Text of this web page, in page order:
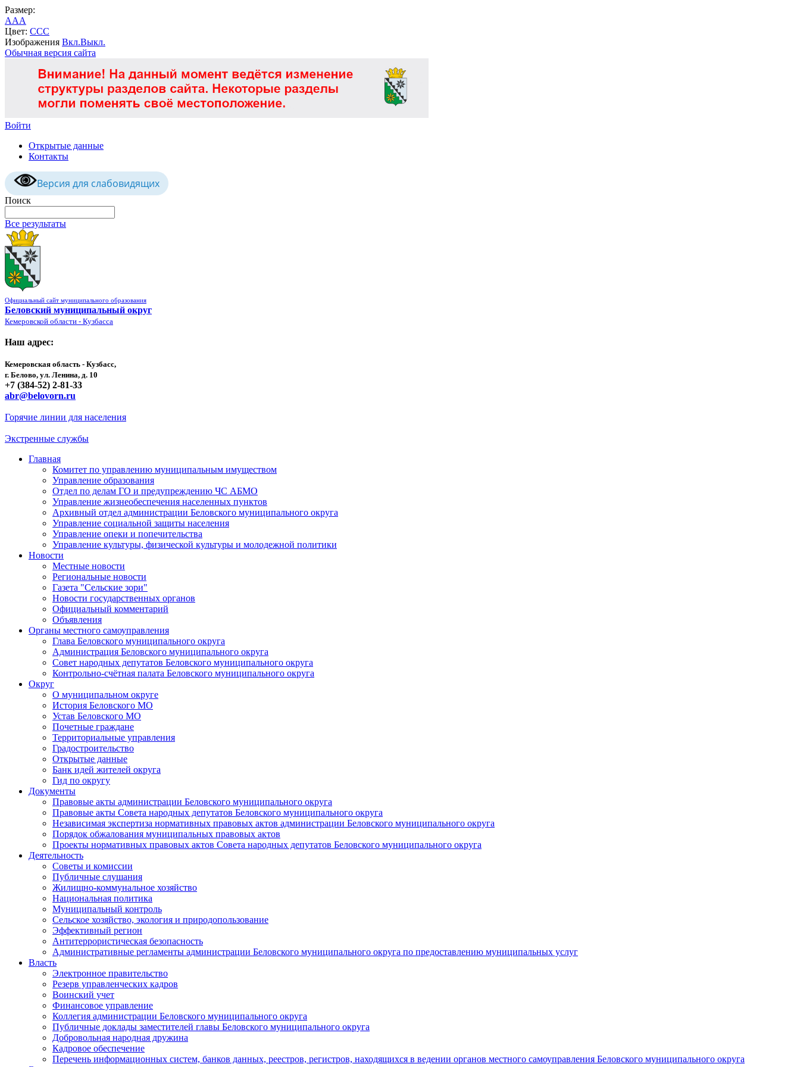
Размер:
AAA
Цвет: CCC
Изображения Вкл.Выкл.
Обычная версия сайта
Войти
Открытые данные
Контакты
Версия для слабовидящих
Поиск
Все результаты
Официальный сайт муниципального образования
Беловский муниципальный округ
Кемеровской области - Кузбасса
Наш адрес:
Кемеровская область - Кузбасс,
г. Белово, ул. Ленина, д. 10
+7 (384-52) 2-81-33
abr@belovorn.ru
Горячие линии для населения
Экстренные службы
Главная
Комитет по управлению муниципальным имуществом
Управление образования
Отдел по делам ГО и предупреждению ЧС АБМО
Управление жизнеобеспечения населенных пунктов
Архивный отдел администрации Беловского муниципального округа
Управление социальной защиты населения
Управление опеки и попечительства
Управление культуры, физической культуры и молодежной политики
Новости
Местные новости
Региональные новости
Газета "Сельские зори"
Новости государственных органов
Официальный комментарий
Объявления
Органы местного самоуправления
Глава Беловского муниципального округа
Администрация Беловского муниципального округа
Совет народных депутатов Беловского муниципального округа
Контрольно-счётная палата Беловского муниципального округа
Округ
О муниципальном округе
История Беловского МО
Устав Беловского МО
Почетные граждане
Территориальные управления
Градостроительство
Открытые данные
Банк идей жителей округа
Гид по округу
Документы
Правовые акты администрации Беловского муниципального округа
Правовые акты Совета народных депутатов Беловского муниципального округа
Независимая экспертиза нормативных правовых актов администрации Беловского муниципального округа
Порядок обжалования муниципальных правовых актов
Проекты нормативных правовых актов Совета народных депутатов Беловского муниципального округа
Деятельность
Советы и комиссии
Публичные слушания
Жилищно-коммунальное хозяйство
Национальная политика
Муниципальный контроль
Сельское хозяйство, экология и природопользование
Эффективный регион
Антитеррористическая безопасность
Административные регламенты администрации Беловского муниципального округа по предоставлению муниципальных услуг
Власть
Электронное правительство
Резерв управленческих кадров
Воинский учет
Финансовое управление
Коллегия администрации Беловского муниципального округа
Публичные доклады заместителей главы Беловского муниципального округа
Добровольная народная дружина
Кадровое обеспечение
Перечень информационных систем, банков данных, реестров, регистров, находящихся в ведении органов местного самоуправления Беловского муниципального округа